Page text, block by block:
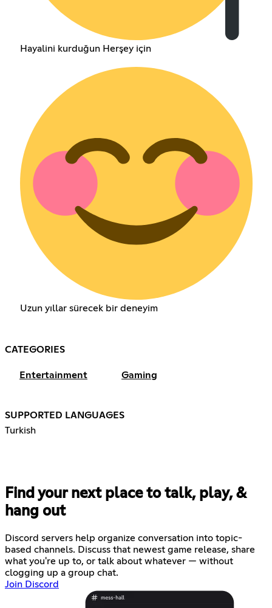
Hayalini kurduğun Herşey için
Uzun yıllar sürecek bir deneyim
CATEGORIES
Entertainment Gaming
SUPPORTED LANGUAGES
Turkish
Find your next place to talk, play, &
hang out
Discord servers help organize conversation into topic-
based channels. Discuss that newest game release, share
what you're up to, or talk about whatever — without
clogging up a group chat.
Join Discord